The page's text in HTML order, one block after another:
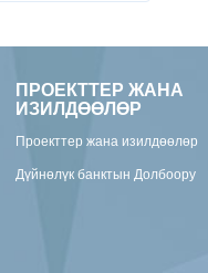
ПРОЕКТТЕР ЖАНА
ИЗИЛДӨӨЛӨР
Проекттер жана изилдөөлөр
Дүйнөлүк банктын Долбоору